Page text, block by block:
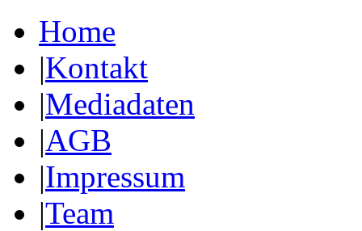
Home
|Kontakt
|Mediadaten
|AGB
|Impressum
|Team